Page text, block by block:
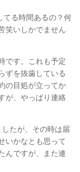
てる時間あるの？何
笑いしかでません
です。これも予定
ずを抜歯している
の目処が立ってか
が、やっぱり連絡
たが、その時は届
いかなとも思って
んですが、また連